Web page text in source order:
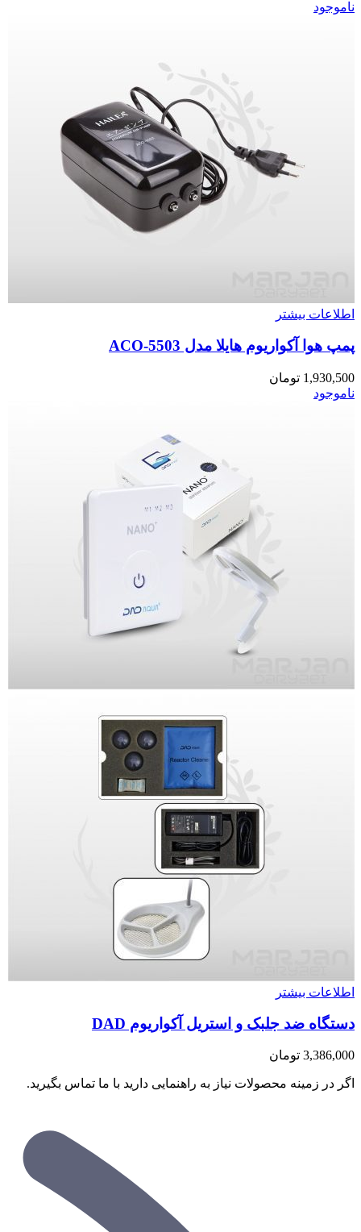
ناموجود
اطلاعات بیشتر
پمپ هوا آکواریوم هایلا مدل ACO-5503
1,930,500 تومان
ناموجود
اطلاعات بیشتر
دستگاه ضد جلبک و استریل آکواریوم DAD
3,386,000 تومان
اگر در زمینه محصولات نیاز به راهنمایی دارید با ما تماس بگیرید.